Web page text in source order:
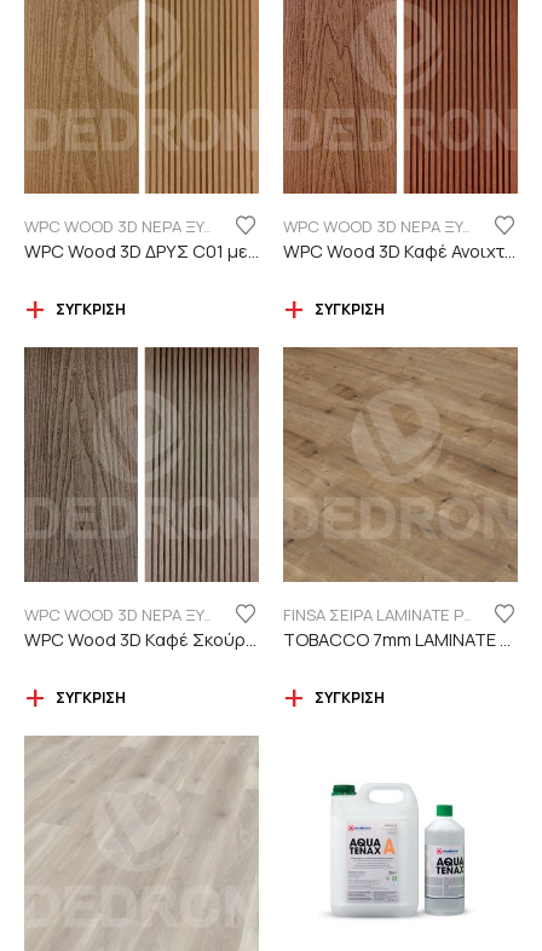
WPC WOOD 3D ΝΕΡΑ ΞΥΛΟΥ
ΣΎΓΚΡΙΣΗ
WPC WOOD 3D ΝΕΡΑ ΞΥΛΟΥ
ΣΎΓΚΡΙΣΗ
WPC WOOD 3D ΝΕΡΑ ΞΥΛΟΥ
WPC Wood 3D Καφέ Σκούρο C119 με νερά ξύλου
ΣΎΓΚΡΙΣΗ
FINSA ΣΕΙΡΑ LAMINATE PUREFLOOR 7MM
TOBACCO 7mm LAMINATE FINSA
ΣΎΓΚΡΙΣΗ